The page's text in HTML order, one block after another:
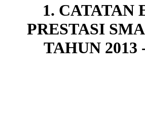
1. CATATAN
PRESTASI
TAHUN 2013